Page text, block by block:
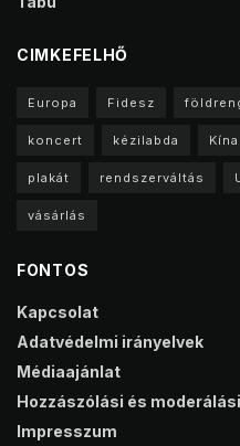
CIMKEFELHŐ
Europa Fidesz
koncert kézilabda Kína
plakát rendszerváltás
vásárlás
FONTOS
Kapcsolat
Adatvédelmi irányelvek
Médiaajánlat
Hozzászólási és
Impresszum